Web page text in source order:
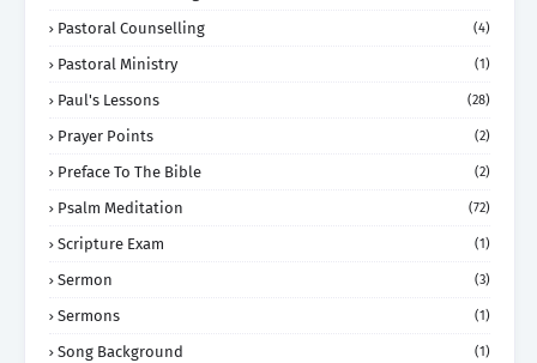
Pastoral Counselling (4)
Pastoral Ministry (1)
Paul's Lessons (28)
Prayer Points (2)
Preface To The Bible (2)
Psalm Meditation (72)
Scripture Exam (1)
Sermon (3)
Sermons (1)
Song Background (1)